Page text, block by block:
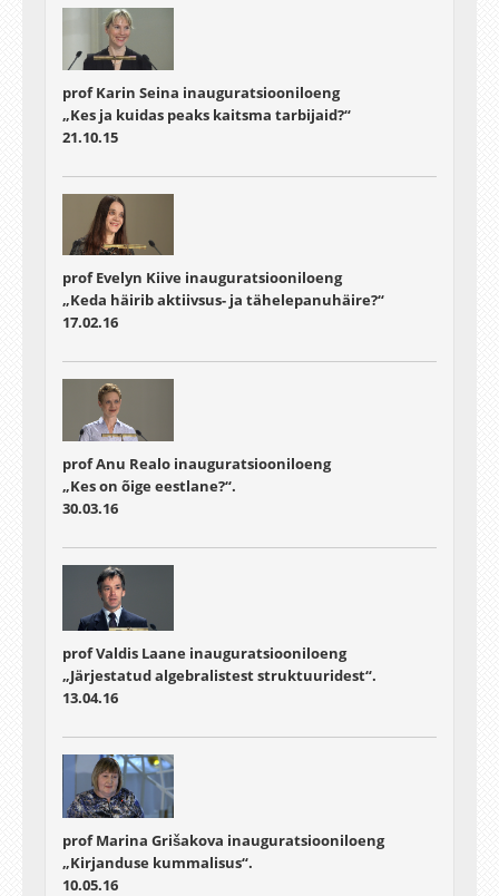
prof Karin Seina inauguratsiooniloeng
„Kes ja kuidas peaks kaitsma tarbijaid?“
21.10.15
prof Evelyn Kiive inauguratsiooniloeng
„Keda häirib aktiivsus- ja tähelepanuhäire?“
17.02.16
prof Anu Realo inauguratsiooniloeng
„Kes on õige eestlane?“.
30.03.16
prof Valdis Laane inauguratsiooniloeng
„Järjestatud algebralistest struktuuridest“.
13.04.16
prof Marina Grišakova inauguratsiooniloeng
„Kirjanduse kummalisus“.
10.05.16